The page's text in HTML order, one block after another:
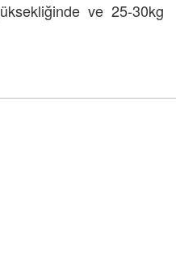
ve 25-30kg